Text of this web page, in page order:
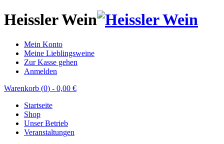
Heissler Wein
Mein Konto
Meine Lieblingsweine
Zur Kasse gehen
Anmelden
Warenkorb (0) - 0,00 €
Startseite
Shop
Unser Betrieb
Veranstaltungen